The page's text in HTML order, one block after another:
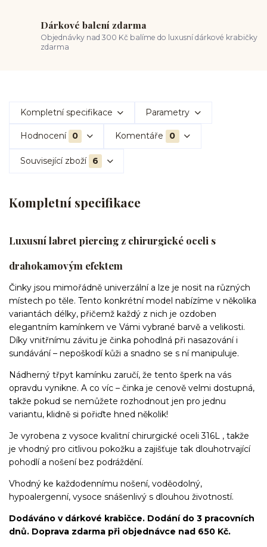
Dárkové balení zdarma
Objednávky nad 300 Kč balíme do luxusní dárkové krabičky
zdarma
Kompletní specifikace Parametry
Hodnocení 0 Komentáře 0
Související zboží 6
Kompletní specifikace
Luxusní labret piercing z chirurgické oceli s
drahokamovým efektem
Činky jsou mimořádně univerzální a lze je nosit na různých
místech po těle. Tento konkrétní model nabízíme v několika
variantách délky, přičemž každý z nich je ozdoben
elegantním kamínkem ve Vámi vybrané barvě a velikosti.
Díky vnitřnímu závitu je činka pohodlná při nasazování i
sundávání – nepoškodí kůži a snadno se s ní manipuluje.
Nádherný třpyt kamínku zaručí, že tento šperk na vás
opravdu vynikne. A co víc – činka je cenově velmi dostupná,
takže pokud se nemůžete rozhodnout jen pro jednu
variantu, klidně si pořiďte hned několik!
Je vyrobena z vysoce kvalitní chirurgické oceli 316L , takže
je vhodný pro citlivou pokožku a zajišťuje tak dlouhotrvající
pohodlí a nošení bez podráždění.
Vhodný ke každodennímu nošení, voděodolný,
hypoalergenní, vysoce snášenlivý s dlouhou životností.
Dodáváno v dárkové krabičce. Dodání do 3 pracovních
dnů. Doprava zdarma při objednávce nad 650 Kč.